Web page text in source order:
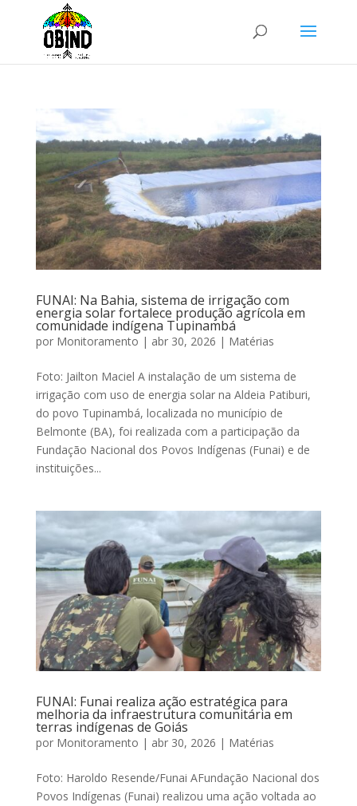
FUNAI: Na Bahia, sistema de irrigação com
energia solar fortalece produção agrícola em
comunidade indígena Tupinambá
por Monitoramento | abr 30, 2026 | Matérias
Foto: Jailton Maciel A instalação de um sistema de
irrigação com uso de energia solar na Aldeia Patiburi,
do povo Tupinambá, localizada no município de
Belmonte (BA), foi realizada com a participação da
Fundação Nacional dos Povos Indígenas (Funai) e de
instituições...
FUNAI: Funai realiza ação estratégica para
melhoria da infraestrutura comunitária em
terras indígenas de Goiás
por Monitoramento | abr 30, 2026 | Matérias
Foto: Haroldo Resende/Funai AFundação Nacional dos
Povos Indígenas (Funai) realizou uma ação voltada ao